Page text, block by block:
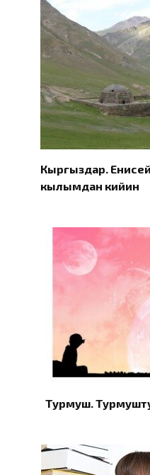
Кыргыздар.
кылымдан кийин
Турмуш.